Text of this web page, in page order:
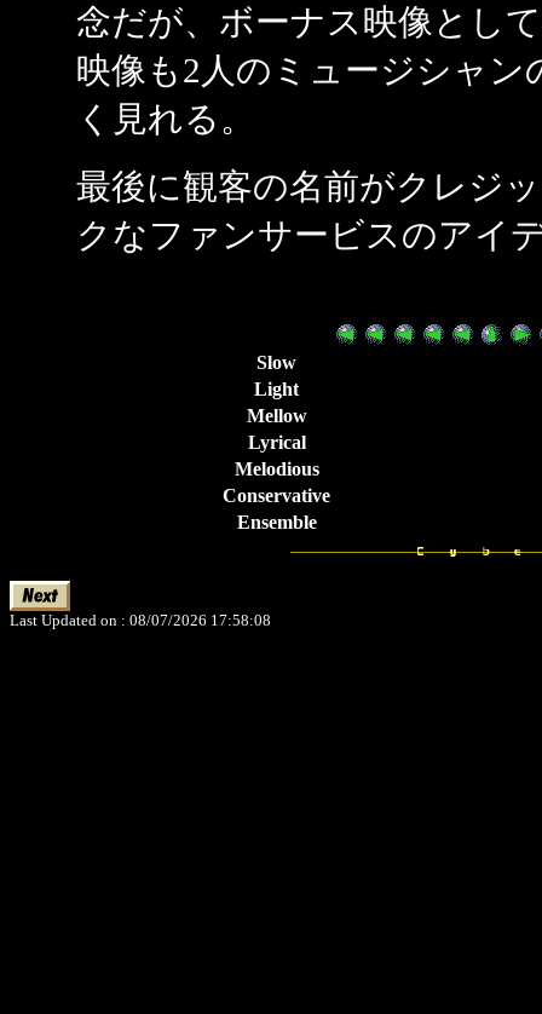
念だが、ボーナス映像とし
映像も2人のミュージシャ
く見れる。
最後に観客の名前がクレジ
クなファンサービスのアイ
Slow
Light
Mellow
Lyrical
Melodious
Conservative
Ensemble
Last Updated on : 08/07/2026 17:58:08